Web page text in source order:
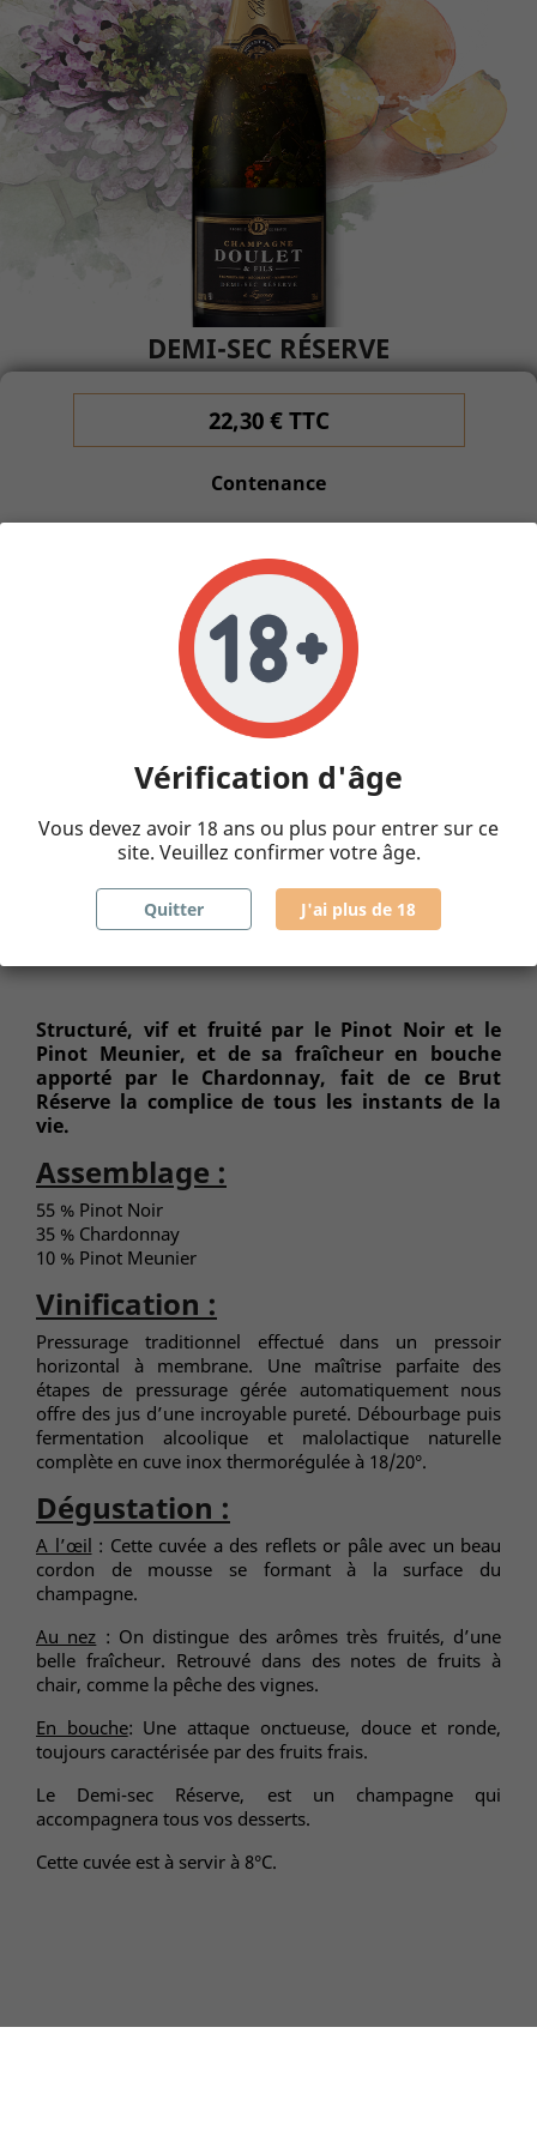
DEMI-SEC RÉSERVE
22,30 € TTC
Contenance
Bouteille
Quantité
 AJOUTER AU PANIER
Cuvée Demi-Sec Réserve
Structuré, vif et fruité par le Pinot Noir et le
Pinot Meunier, et de sa fraîcheur en bouche
apporté par le Chardonnay, fait de ce Brut
Réserve la complice de tous les instants de la
vie.
Assemblage :
55 % Pinot Noir
35 % Chardonnay
10 % Pinot Meunier
Vinification :
Pressurage traditionnel effectué dans un pressoir
horizontal à membrane. Une maîtrise parfaite des
étapes de pressurage gérée automatiquement nous
offre des jus d’une incroyable pureté. Débourbage puis
fermentation alcoolique et malolactique naturelle
complète en cuve inox thermorégulée à 18/20°.
Dégustation :
A l’œil : Cette cuvée a des reflets or pâle avec un beau
cordon de mousse se formant à la surface du
champagne.
Au nez : On distingue des arômes très fruités, d’une
belle fraîcheur. Retrouvé dans des notes de fruits à
chair, comme la pêche des vignes.
En bouche: Une attaque onctueuse, douce et ronde,
toujours caractérisée par des fruits frais.
Le Demi-sec Réserve, est un champagne qui
accompagnera tous vos desserts.
Cette cuvée est à servir à 8°C.
Vérification d'âge
Vous devez avoir 18 ans ou plus pour entrer sur ce
site. Veuillez confirmer votre âge.
Quitter J'ai plus de 18